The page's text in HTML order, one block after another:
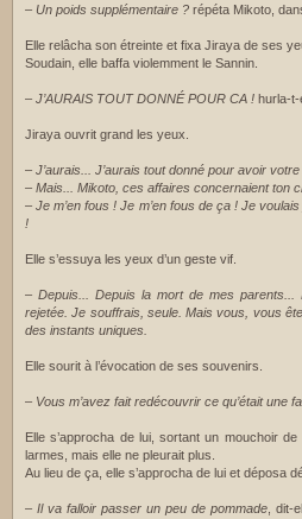
– Un poids supplémentaire ? répéta Mikoto,
Elle relâcha son étreinte et fixa Jiraya de ses
Soudain, elle baffa violemment le Sannin.
– J’AURAIS TOUT DONNÉ POUR CA ! hurla-t-
Jiraya ouvrit grand les yeux.
– J’aurais... J’aurais tout donné pour avoir
– Mais... Mikoto, ces affaires concernaient ton
– Je m’en fous ! Je m’en fous de ça ! Je
!
Elle s’essuya les yeux d’un geste vif.
– Depuis... Depuis la mort de mes parents...
rejetée. Je souffrais, seule. Mais vous, vous
des instants uniques.
Elle sourit à l’évocation de ses souvenirs.
– Vous m’avez fait redécouvrir ce qu’était une
Elle s’approcha de lui, sortant un mouchoir
larmes, mais elle ne pleurait plus.
Au lieu de ça, elle s’approcha de lui et déposa
– Il va falloir passer un peu de pommade, dit-